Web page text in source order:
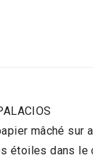
mâché sur
étoiles dans